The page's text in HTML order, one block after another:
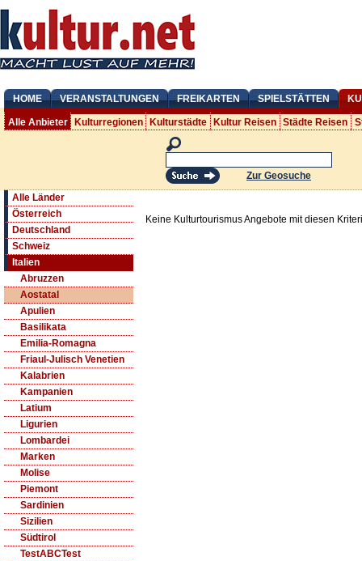
HOME VERANSTALTUNGEN FREIKARTEN SPIELSTÄTTEN
Alle Anbieter Kulturregionen Kulturstädte Kultur Reisen Städte Reisen
Zur Geosuche
Alle Länder
Österreich
Deutschland
Schweiz
Italien
Abruzzen
Aostatal
Apulien
Basilikata
Emilia-Romagna
Friaul-Julisch Venetien
Kalabrien
Kampanien
Latium
Ligurien
Lombardei
Marken
Molise
Piemont
Sardinien
Sizilien
Südtirol
TestABCTest
Keine Kulturtourismus Angebote mit diesen